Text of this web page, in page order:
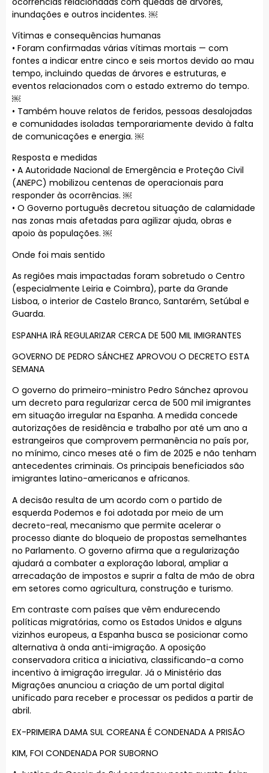
inundações e outros incidentes. ￼
Vítimas e consequências humanas
• Foram confirmadas várias vítimas mortais — com
fontes a indicar entre cinco e seis mortos devido ao mau
tempo, incluindo quedas de árvores e estruturas, e
eventos relacionados com o estado extremo do tempo.
￼
• Também houve relatos de feridos, pessoas desalojadas
e comunidades isoladas temporariamente devido à falta
de comunicações e energia. ￼
Resposta e medidas
• A Autoridade Nacional de Emergência e Proteção Civil
(ANEPC) mobilizou centenas de operacionais para
responder às ocorrências. ￼
• O Governo português decretou situação de calamidade
nas zonas mais afetadas para agilizar ajuda, obras e
apoio às populações. ￼
Onde foi mais sentido
As regiões mais impactadas foram sobretudo o Centro
(especialmente Leiria e Coimbra), parte da Grande
Lisboa, o interior de Castelo Branco, Santarém, Setúbal e
Guarda.
ESPANHA IRÁ REGULARIZAR CERCA DE 500 MIL IMIGRANTES
GOVERNO DE PEDRO SÁNCHEZ APROVOU O DECRETO ESTA
SEMANA
O governo do primeiro-ministro Pedro Sánchez aprovou
um decreto para regularizar cerca de 500 mil imigrantes
em situação irregular na Espanha. A medida concede
autorizações de residência e trabalho por até um ano a
estrangeiros que comprovem permanência no país por,
no mínimo, cinco meses até o fim de 2025 e não tenham
antecedentes criminais. Os principais beneficiados são
imigrantes latino-americanos e africanos.
A decisão resulta de um acordo com o partido de
esquerda Podemos e foi adotada por meio de um
decreto-real, mecanismo que permite acelerar o
processo diante do bloqueio de propostas semelhantes
no Parlamento. O governo afirma que a regularização
ajudará a combater a exploração laboral, ampliar a
arrecadação de impostos e suprir a falta de mão de obra
em setores como agricultura, construção e turismo.
Em contraste com países que vêm endurecendo
políticas migratórias, como os Estados Unidos e alguns
vizinhos europeus, a Espanha busca se posicionar como
alternativa à onda anti-imigração. A oposição
conservadora critica a iniciativa, classificando-a como
incentivo à imigração irregular. Já o Ministério das
Migrações anunciou a criação de um portal digital
unificado para receber e processar os pedidos a partir de
abril.
EX-PRIMEIRA DAMA SUL COREANA É CONDENADA A PRISÃO
KIM, FOI CONDENADA POR SUBORNO